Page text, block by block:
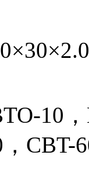
10 ，
， CBT-